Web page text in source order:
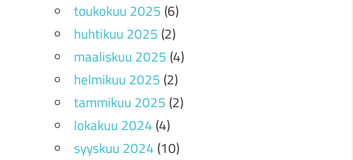
toukokuu 2025(6)
huhtikuu 2025(2)
maaliskuu 2025(4)
helmikuu 2025(2)
tammikuu 2025(2)
lokakuu 2024(4)
syyskuu 2024(10)